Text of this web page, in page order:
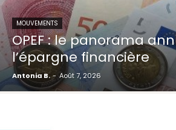
MOUVEMENTS
OPEF : le panorama
l’épargne financière
Antonia B. - Août 7, 2026